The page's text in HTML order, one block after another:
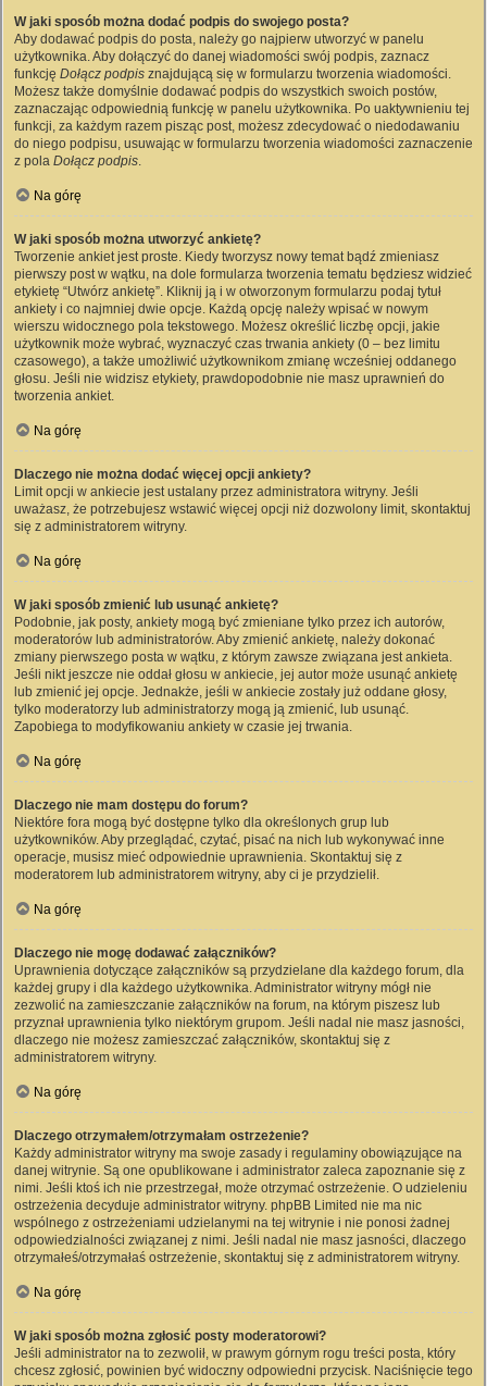
W jaki sposób można dodać podpis do swojego posta?
Aby dodawać podpis do posta, należy go najpierw utworzyć w panelu
użytkownika. Aby dołączyć do danej wiadomości swój podpis, zaznacz
funkcję Dołącz podpis znajdującą się w formularzu tworzenia wiadomości.
Możesz także domyślnie dodawać podpis do wszystkich swoich postów,
zaznaczając odpowiednią funkcję w panelu użytkownika. Po uaktywnieniu tej
funkcji, za każdym razem pisząc post, możesz zdecydować o niedodawaniu
do niego podpisu, usuwając w formularzu tworzenia wiadomości zaznaczenie
z pola Dołącz podpis.
Na górę
W jaki sposób można utworzyć ankietę?
Tworzenie ankiet jest proste. Kiedy tworzysz nowy temat bądź zmieniasz
pierwszy post w wątku, na dole formularza tworzenia tematu będziesz widzieć
etykietę “Utwórz ankietę”. Kliknij ją i w otworzonym formularzu podaj tytuł
ankiety i co najmniej dwie opcje. Każdą opcję należy wpisać w nowym
wierszu widocznego pola tekstowego. Możesz określić liczbę opcji, jakie
użytkownik może wybrać, wyznaczyć czas trwania ankiety (0 – bez limitu
czasowego), a także umożliwić użytkownikom zmianę wcześniej oddanego
głosu. Jeśli nie widzisz etykiety, prawdopodobnie nie masz uprawnień do
tworzenia ankiet.
Na górę
Dlaczego nie można dodać więcej opcji ankiety?
Limit opcji w ankiecie jest ustalany przez administratora witryny. Jeśli
uważasz, że potrzebujesz wstawić więcej opcji niż dozwolony limit, skontaktuj
się z administratorem witryny.
Na górę
W jaki sposób zmienić lub usunąć ankietę?
Podobnie, jak posty, ankiety mogą być zmieniane tylko przez ich autorów,
moderatorów lub administratorów. Aby zmienić ankietę, należy dokonać
zmiany pierwszego posta w wątku, z którym zawsze związana jest ankieta.
Jeśli nikt jeszcze nie oddał głosu w ankiecie, jej autor może usunąć ankietę
lub zmienić jej opcje. Jednakże, jeśli w ankiecie zostały już oddane głosy,
tylko moderatorzy lub administratorzy mogą ją zmienić, lub usunąć.
Zapobiega to modyfikowaniu ankiety w czasie jej trwania.
Na górę
Dlaczego nie mam dostępu do forum?
Niektóre fora mogą być dostępne tylko dla określonych grup lub
użytkowników. Aby przeglądać, czytać, pisać na nich lub wykonywać inne
operacje, musisz mieć odpowiednie uprawnienia. Skontaktuj się z
moderatorem lub administratorem witryny, aby ci je przydzielił.
Na górę
Dlaczego nie mogę dodawać załączników?
Uprawnienia dotyczące załączników są przydzielane dla każdego forum, dla
każdej grupy i dla każdego użytkownika. Administrator witryny mógł nie
zezwolić na zamieszczanie załączników na forum, na którym piszesz lub
przyznał uprawnienia tylko niektórym grupom. Jeśli nadal nie masz jasności,
dlaczego nie możesz zamieszczać załączników, skontaktuj się z
administratorem witryny.
Na górę
Dlaczego otrzymałem/otrzymałam ostrzeżenie?
Każdy administrator witryny ma swoje zasady i regulaminy obowiązujące na
danej witrynie. Są one opublikowane i administrator zaleca zapoznanie się z
nimi. Jeśli ktoś ich nie przestrzegał, może otrzymać ostrzeżenie. O udzieleniu
ostrzeżenia decyduje administrator witryny. phpBB Limited nie ma nic
wspólnego z ostrzeżeniami udzielanymi na tej witrynie i nie ponosi żadnej
odpowiedzialności związanej z nimi. Jeśli nadal nie masz jasności, dlaczego
otrzymałeś/otrzymałaś ostrzeżenie, skontaktuj się z administratorem witryny.
Na górę
W jaki sposób można zgłosić posty moderatorowi?
Jeśli administrator na to zezwolił, w prawym górnym rogu treści posta, który
chcesz zgłosić, powinien być widoczny odpowiedni przycisk. Naciśnięcie tego